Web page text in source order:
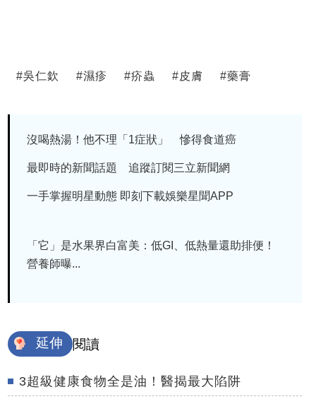
#吳仁欽 #濕疹 #疥蟲 #皮膚 #藥膏
沒喝熱湯！他不理「1症狀」 慘得食道癌
最即時的新聞話題 追蹤訂閱三立新聞網
一手掌握明星動態 即刻下載娛樂星聞APP
「它」是水果界白富美：低GI、低熱量還助排便！
營養師曝...
延伸 閱讀
3超級健康食物全是油！醫揭最大陷阱